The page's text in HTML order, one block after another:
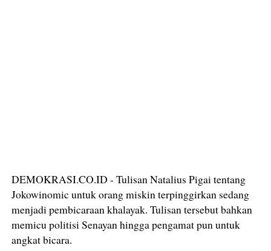
DEMOKRASI.CO.ID - Tulisan Natalius Pigai tentang
Jokowinomic untuk orang miskin terpinggirkan sedang
menjadi pembicaraan khalayak. Tulisan tersebut bahkan
memicu politisi Senayan hingga pengamat pun untuk
angkat bicara.